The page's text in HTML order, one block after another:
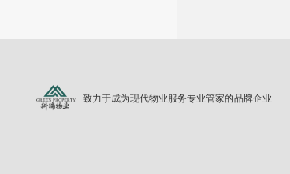
致力于成为现代物业服务专业管家的品牌企业